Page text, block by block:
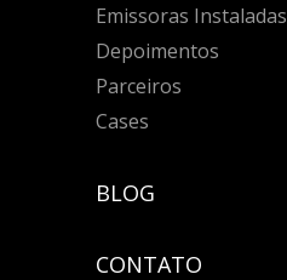
Emissoras Instaladas
Depoimentos
Parceiros
Cases
BLOG
CONTATO